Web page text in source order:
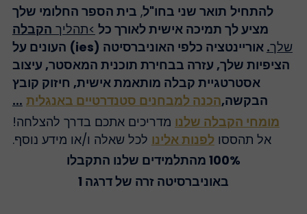
להתחיל תואר שני בחו"ל,בית הספר החלומי שלך
מציע לך תמיכה אישית לאורך כל >תהליךהקבלה
.
אוריינטציה כלפי האוניברסיטה (ies) העונים על
הציפיות שלך, עזרה בבחירת תוכנית המאסטר, עיצוב
אסטרטגיית קבלה מותאמת אישית, חיזוק קובץ
הבקשה,הכנה למבחנים סטנדרטיים באנגלית …
מומחי הקבלה שלנומדריכים אתכם בדרך להצלחה!
אל תהססולפנות אלינולכל שאלה ו/או מידע נוסף.
100% מהתלמידים שלנו התקבלו
באוניברסיטה זרה של דרגה 1